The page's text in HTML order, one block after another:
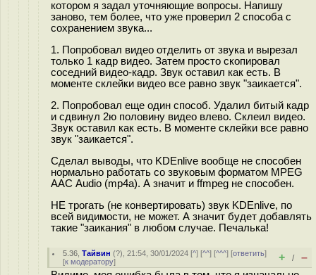
котором я задал уточняющие вопросы. Напишу
заново, тем более, что уже проверил 2 способа с
сохранением звука...
1. Попробовал видео отделить от звука и вырезал
только 1 кадр видео. Затем просто скопировал
соседний видео-кадр. Звук оставил как есть. В
моменте склейки видео все равно звук "заикается".
2. Попробовал еще один способ. Удалил битый кадр
и сдвинул 2ю половину видео влево. Склеил видео.
Звук оставил как есть. В моменте склейки все равно
звук "заикается".
Сделал выводы, что KDEnlive вообще не способен
нормально работать со звуковым форматом MPEG
ААС Audio (mp4a). А значит и ffmpeg не способен.
НЕ трогать (не конвертировать) звук KDEnlive, по
всей видимости, не может. А значит будет добавлять
такие "заикания" в любом случае. Печалька!
5.36 ,Тайвин (?), 21:54, 30/01/2024 [^] [^^] [^^^] [ответить]
[к модератору] + / –